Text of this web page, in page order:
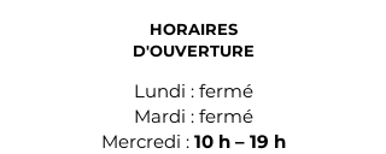
HORAIRES
D'OUVERTURE
Lundi : fermé
Mardi : fermé
Mercredi :10 h – 19 h